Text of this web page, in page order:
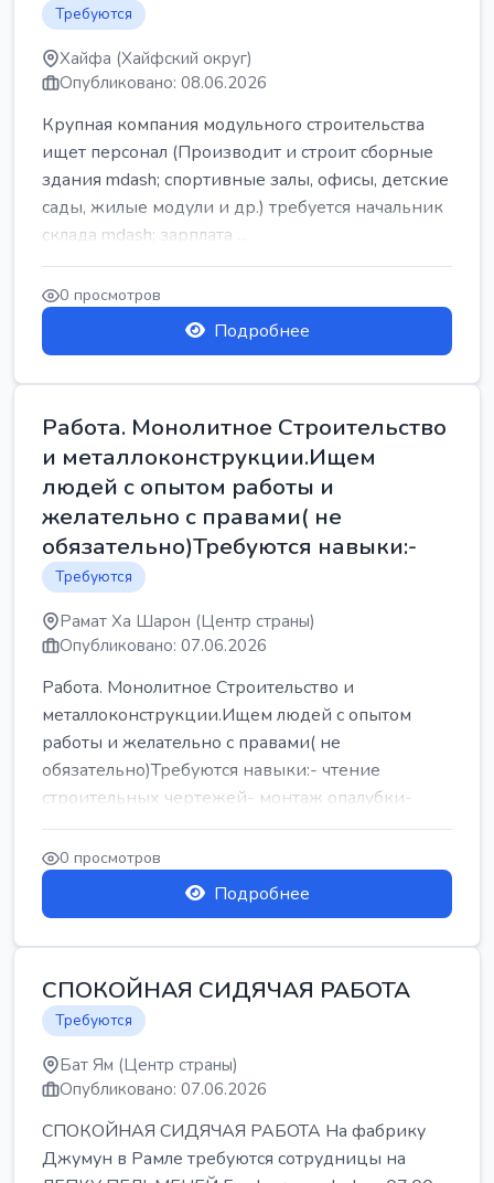
Требуются
Хайфа (Хайфский округ)
Опубликовано: 08.06.2026
Крупная компания модульного строительства
ищет персонал (Производит и строит сборные
здания mdash; спортивные залы, офисы, детские
сады, жилые модули и др.) требуется начальник
склада mdash; зарплата ...
0 просмотров
Подробнее
Работа. Монолитное Строительство
и металлоконструкции.Ищем
людей с опытом работы и
желательно с правами( не
обязательно)Требуются навыки:-
Требуются
Рамат Ха Шарон (Центр страны)
Опубликовано: 07.06.2026
Работа. Монолитное Строительство и
металлоконструкции.Ищем людей с опытом
работы и желательно с правами( не
обязательно)Требуются навыки:- чтение
строительных чертежей- монтаж опалубки-
армокаркасыОпл...
0 просмотров
Подробнее
СПОКОЙНАЯ СИДЯЧАЯ РАБОТА
Требуются
Бат Ям (Центр страны)
Опубликовано: 07.06.2026
СПОКОЙНАЯ СИДЯЧАЯ РАБОТА На фабрику
Джумун в Рамле требуются сотрудницы на